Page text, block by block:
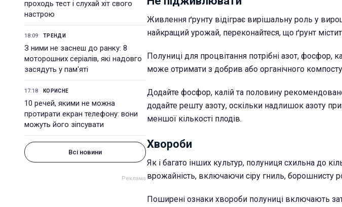
проходь тест і слухай хіт свого
настрою
18:09 ТРЕНДИ
З ними не заснеш до ранку: 8
моторошних серіалів, які надовго
засядуть у пам'яті
17:18 КОРИСНЕ
10 речей, якими не можна
протирати екран телефону: вони
можуть його зіпсувати
Всі новини
Живлення ґрунту відіграє вирішальну роль у
найкращий урожай, переконайтеся, що ґрунт
Полуниці для процвітання потрібні азот, фосфор,
може отримати з добрив або органічного
Додайте фосфор, калій та половину
додайте решту азоту, оскільки надлишок азоту
меншої кількості плодів.
Хвороби
Як і багато інших культур, полуниця схильна до
врожайність, включаючи сіру гниль, борошнисту
Поширені ознаки хвороби полуниці включають